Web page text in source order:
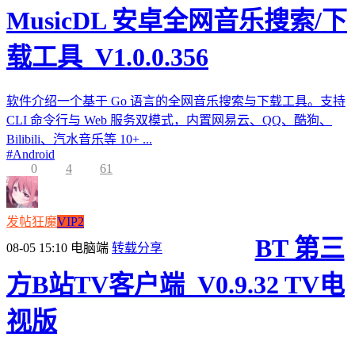
MusicDL 安卓全网音乐搜索/下
载工具_V1.0.0.356
软件介绍一个基于 Go 语言的全网音乐搜索与下载工具。支持
CLI 命令行与 Web 服务双模式，内置网易云、QQ、酷狗、
Bilibili、汽水音乐等 10+ ...
#Android
0
4 61
发帖狂魔VIP2
08-05 15:10 电脑端 转载分享
BT 第三
方B站TV客户端_V0.9.32 TV电
视版